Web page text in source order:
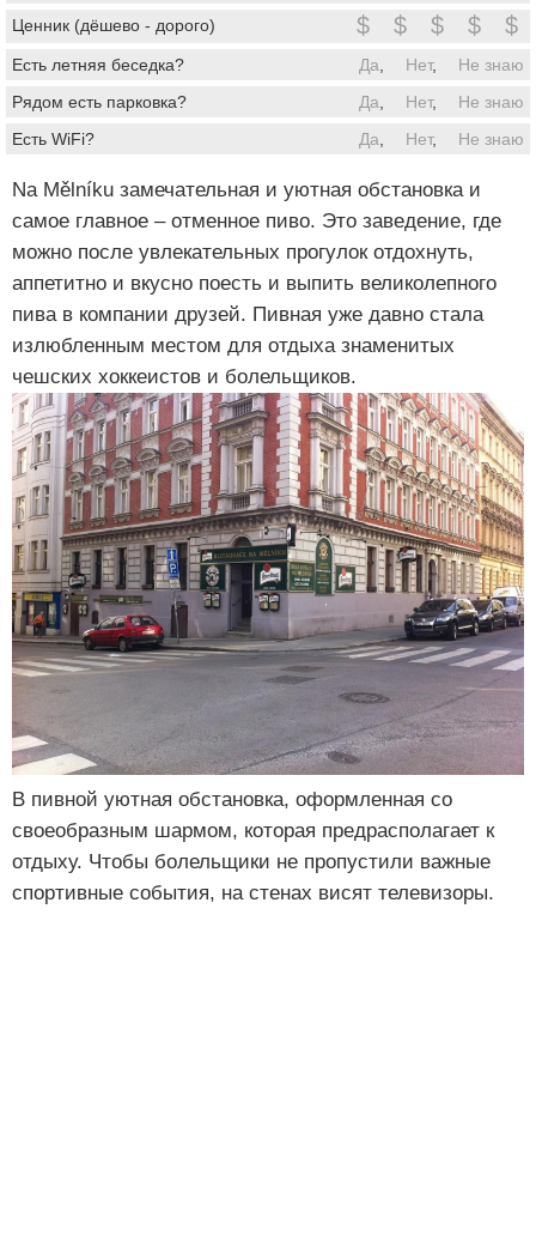
Ценник (дёшево - дорого) $ $ $ $ $
Есть летняя беседка? Да Нет,
Не знаю
Рядом есть парковка?
Да Нет,
Не знаю
Есть WiFi?
Да Нет, Не знаю
Na Mělníku замечательная и уютная обстановка и
самое главное – отменное пиво. Это заведение, где
можно после увлекательных прогулок отдохнуть,
аппетитно и вкусно поесть и выпить великолепного
пива в компании друзей. Пивная уже давно стала
излюбленным местом для отдыха знаменитых
чешских хоккеистов и болельщиков.
В пивной уютная обстановка, оформленная со
своеобразным шармом, которая предрасполагает к
отдыху. Чтобы болельщики не пропустили важные
спортивные события, на стенах висят телевизоры.